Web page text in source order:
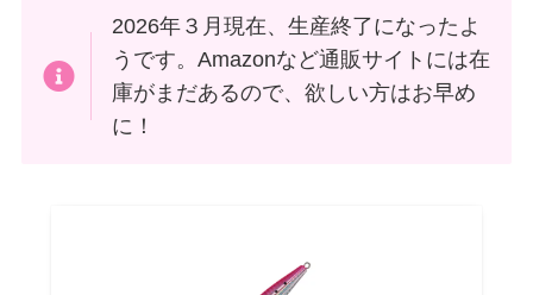
2026年３月現在、生産終了になったよ
うです。Amazonなど通販サイトには在
庫がまだあるので、欲しい方はお早め
に！